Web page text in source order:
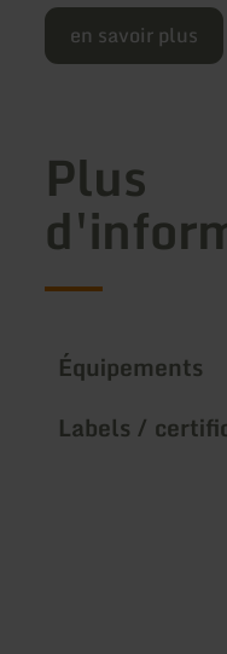
en savoir plus
Plus
Équipements
Labels /